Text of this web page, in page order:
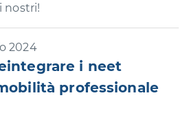
nostri!
2024
i neet
professionale